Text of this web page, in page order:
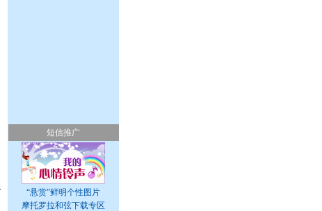
短信推广
“悬赏”鲜明个性图片
摩托罗拉和弦下载专区